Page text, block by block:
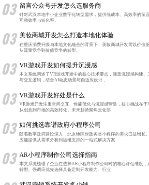
03 留言公众号开发怎么选服务商
针对武汉本地中小企业数字化转型需求，提供低成本、高效率的
互动效率与转化率。
03 美妆商城开发怎么打造本地化体验
在重庆消费升级与本地文化融合的背景下，美妆商城开发需以价
从流量竞争到价值竞争的转型。
03 VR游戏开发如何提升沉浸感
本文系统阐述了VR游戏开发中的核心技术要点，涵盖沉浸感构建
与交互逻辑，结合AI动态场景与自适应设计，
03 VR游戏开发好处是什么
VR游戏开发注重空间交互、性能优化与沉浸感营造，核心挑战在
从创意到市场的高效转化。未来趋势聚焦云化部
03 如何挑选靠谱政府小程序公司
随着数字政府建设深入，北京地区对政务类小程序的需求日益增
应能提供从需求分析到运维支持的一站式解决方案
03 AR小程序制作公司选择指南
本文系统梳理了企业在选择AR小程序制作公司时的核心评估维度
转型。强调应优先选择具备定制开发能力、行业